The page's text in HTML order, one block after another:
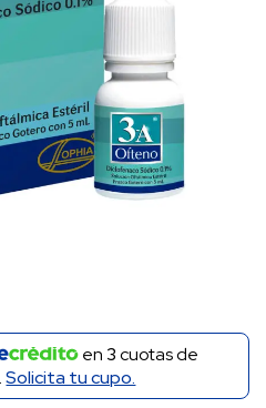
en 3cuotas de
Solicita tu cupo.